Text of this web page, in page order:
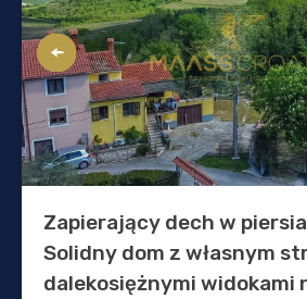
Zapierający dech w
Solidny dom z własnym
dalekosiężnymi widokami